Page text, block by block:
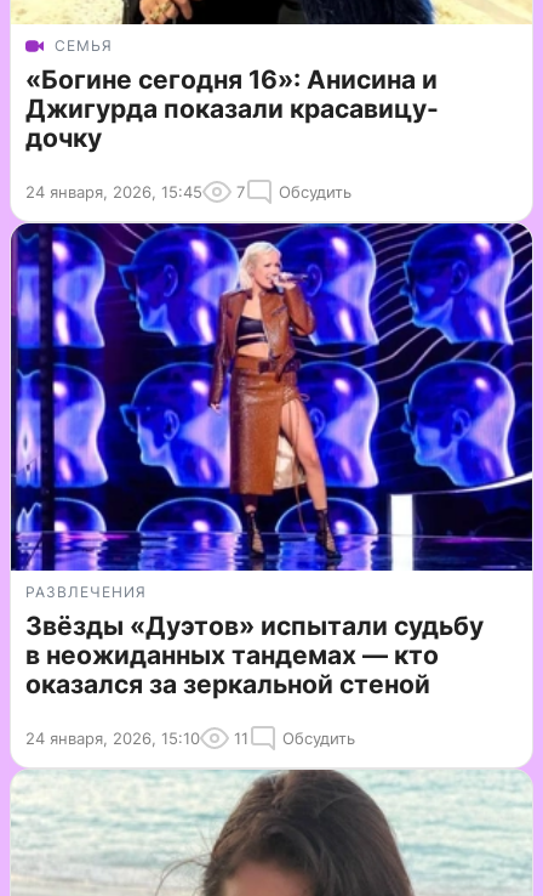
СЕМЬЯ
«Богине сегодня 16»: Анисина и
Джигурда показали красавицу-
дочку
24 января, 2026, 15:45 7 Обсудить
РАЗВЛЕЧЕНИЯ
Звёзды «Дуэтов» испытали судьбу
в неожиданных тандемах — кто
оказался за зеркальной стеной
24 января, 2026, 15:10 11 Обсудить